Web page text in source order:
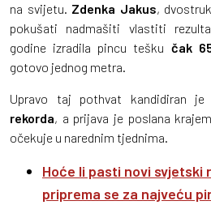
na svijetu. Zdenka Jakus,
pokušati nadmašiti vlastiti
godine izradila pincu tešku čak
gotovo jednog metra.
Upravo taj pothvat kandidiran je
rekorda, a prijava je poslana
očekuje u narednim tjednima.
Hoće li pasti novi svjetski
priprema se za najveću